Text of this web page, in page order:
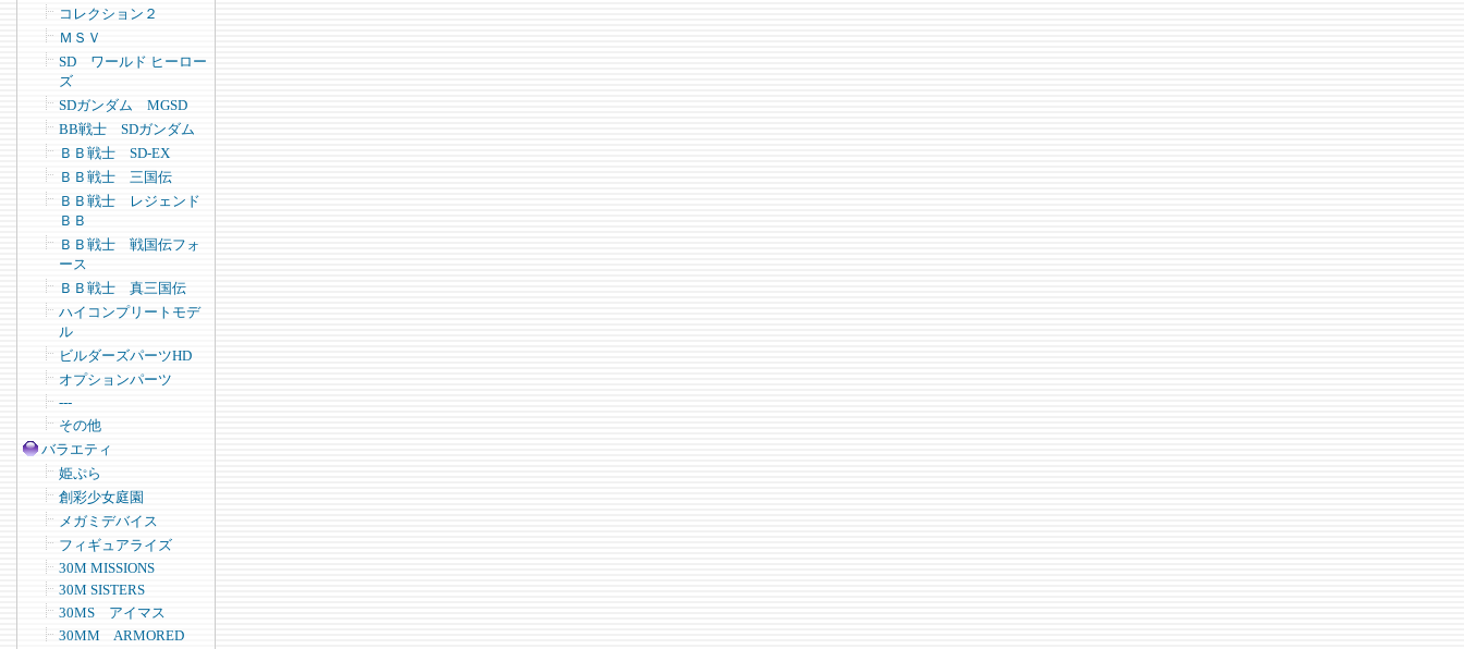
コレクション２
ＭＳＶ
SD ワールド ヒーロー
ズ
SDガンダム MGSD
BB戦士 SDガンダム
ＢＢ戦士 SD-EX
ＢＢ戦士 三国伝
ＢＢ戦士 レジェンド
ＢＢ
ＢＢ戦士 戦国伝フォ
ース
ＢＢ戦士 真三国伝
ハイコンプリートモデ
ル
ビルダーズパーツHD
オプションパーツ
---
その他
バラエティ
姫ぷら
創彩少女庭園
メガミデバイス
フィギュアライズ
30M MISSIONS
30M SISTERS
30MS アイマス
30MM ARMORED